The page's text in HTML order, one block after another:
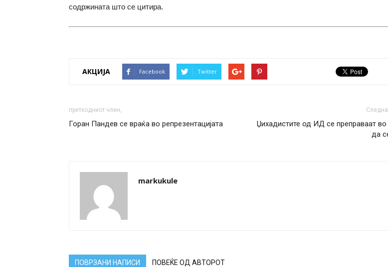
содржината што се цитира.
АКЦИЈА Facebook Twitter
претходниот член,
Горан Пандев се враќа во репрезентацијата
Џихадистите од ИД се преправаат
да
markukule
ПОВРЗАНИ НАПИСИ ПОВЕЌЕ ОД АВТОРОТ